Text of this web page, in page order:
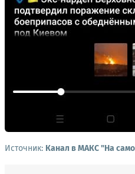
Источник: Канал в МАКС "На